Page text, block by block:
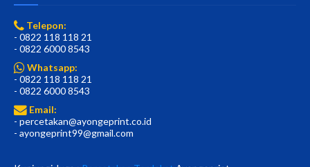
Telepon:
- 0822 118 118 21
- 0822 6000 8543
Whatsapp:
- 0822 118 118 21
- 0822 6000 8543
Email:
- percetakan@ayongeprint.co.id
- ayongeprint99@gmail.com